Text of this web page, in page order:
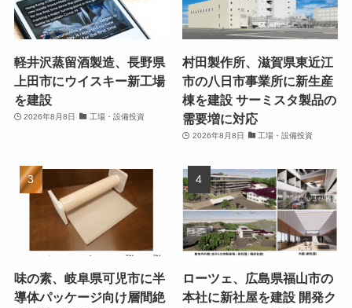
軽井沢蒸留酒製造、長野県
上田市にウイスキー新工場
を建設
2026年8月8日 工場・設備投資
村田製作所、滋賀県東近江
市の八日市事業所に新生産
棟を建設 サーミスタ製品の
需要増に対応
2026年8月8日 工場・設備投資
味の素、岐阜県可児市に半
導体パッケージ向け層間絶
ローツェ、広島県福山市の
本社に新社屋を建設 開発ク